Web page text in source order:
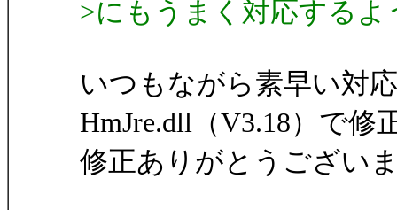
>にもうまく対応する
いつもながら素早い対
HmJre.dll（V3.18）で
修正ありがとうござい